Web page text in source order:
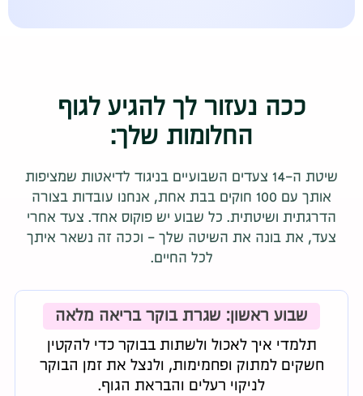
ככה נעזור לך להגיע לגוף
החלומות שלך:
שיטת ה-14 צעדים השבועיים בניגוד לדיאטות שמציפות
אותך עם 100 חוקים בבת אחת, אנחנו עובדות בצורה
הדרגתית ושיטתית. כל שבוע יש פוקוס אחד. צעד אחרי
צעד, את בונה את השיטה שלך - וככה זה נשאר איתך
לכל החיים.
שבוע ראשון: שגרת בוקר בריאה מלאה
תלמדי איך לאכול ולשתות בבוקר כדי להקטין
חשקים למתוק ופחמימות, ולנצל את זמן הבוקר
לניקוי רעלים והבראת הגוף.